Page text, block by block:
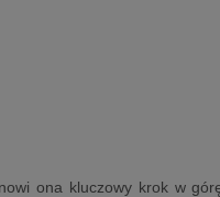
ona kluczowy krok w